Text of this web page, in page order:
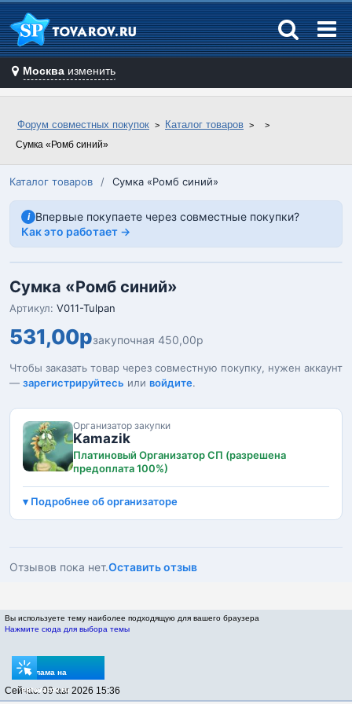
Москва изменить
Форум совместных покупок Каталог товаров
Сумка «Ромб синий»
Каталог товаров / Сумка «Ромб синий»
i Впервые покупаете через совместные покупки?
Как это работает →
Сумка «Ромб синий»
Артикул: V011-Tulpan
531,00рзакупочная 450,00р
Чтобы заказать товар через совместную покупку, нужен аккаунт
— зарегистрируйтесь или войдите.
Организатор закупки
Kamazik
Платиновый Организатор СП (разрешена
предоплата 100%)
Подробнее об организаторе
Отзывов пока нет.Оставить отзыв
Вы используете тему наиболее подходящую для вашего браузера
Нажмите сюда для выбора темы
Реклама на
sptovarov.ru
Сейчас: 09 авг 2026 15:36